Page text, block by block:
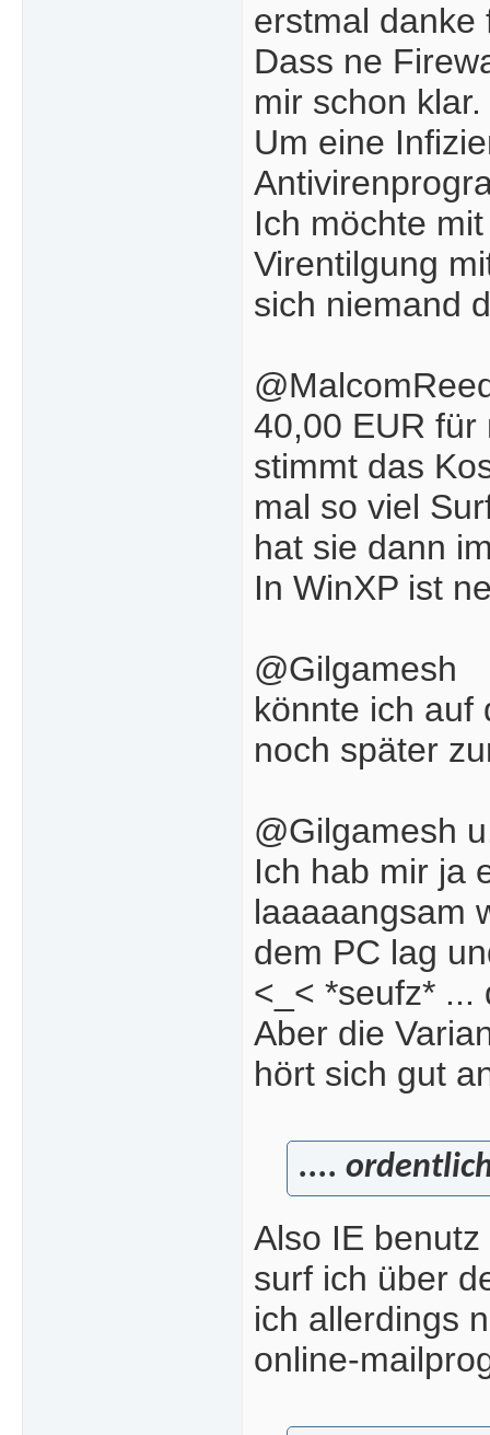
erstmal danke
Dass ne
mir schon
Um eine
Ich möchte
Virentilgung
sich niemand
40,00 EUR für
stimmt das
mal so viel
hat sie dann
In WinXP ist
@Gilgamesh
könnte ich auf
noch später
@Gilgamesh
Ich hab mir ja
laaaaangsam
dem PC lag
<_< *seufz* ...
Aber die
hört sich gut
....
Also IE
surf ich über
ich allerdings
online-